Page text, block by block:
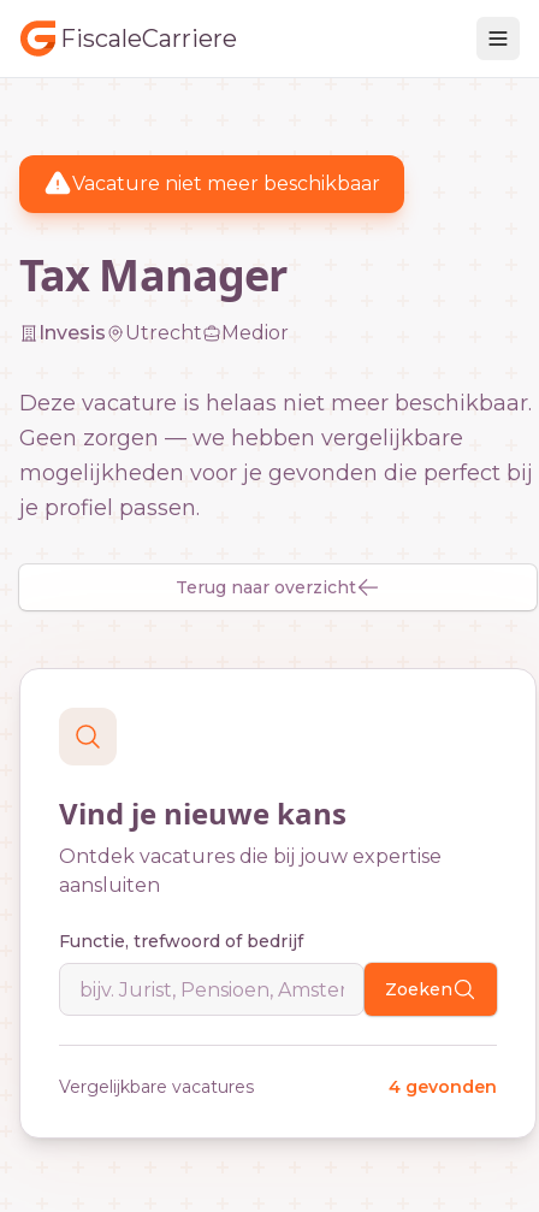
FiscaleCarriere
Vacature niet meer beschikbaar
Tax Manager
Invesis Utrecht Medior
Deze vacature is helaas niet meer beschikbaar.
Geen zorgen — we hebben vergelijkbare
mogelijkheden voor je gevonden die perfect bij
je profiel passen.
Terug naar overzicht
Vind je nieuwe kans
Ontdek vacatures die bij jouw expertise
aansluiten
Functie, trefwoord of bedrijf
Zoeken
Vergelijkbare vacatures 4 gevonden